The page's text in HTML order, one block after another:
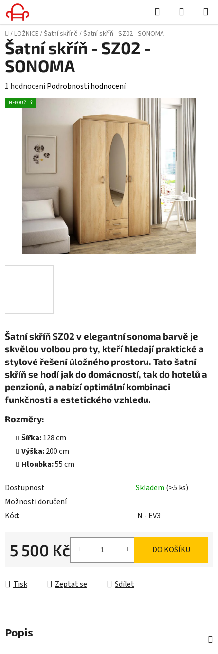
Přejít
na
obsah
Hledat
KOŠÍK
Domů
/LOŽNICE/Šatní skříně/Šatní skříň - SZ02 - SONOMA
Šatní skříň SZ02 v elegantní sonoma barvě je
skvělou volbou pro ty, kteří hledají praktické a
stylové řešení úložného prostoru. Tato šatní
skříň se hodí jak do domácností, tak do hotelů a
penzionů, a nabízí optimální kombinaci
funkčnosti a estetického vzhledu.
Rozměry:
Šířka:128 cm
Výška:200 cm
Hloubka:55 cm
Dostupnost Skladem (>5 ks)
Možnosti doručení
Kód:
N - EV3
5 500 Kč DO KOŠÍKU
Tisk Zeptat se Sdílet
Šatní skříň - SZ02 -
SONOMA
Průměrné
hodnocení
hvězdiček.
1 hodnoceníPodrobnosti hodnocení
NEPOUŽITÝ
Popis